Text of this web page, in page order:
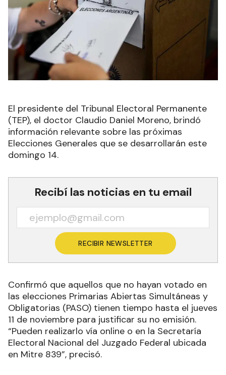
El presidente del Tribunal Electoral Permanente
(TEP), el doctor Claudio Daniel Moreno, brindó
información relevante sobre las próximas
Elecciones Generales que se desarrollarán este
domingo 14.
Recibí las noticias en tu email
RECIBIR NEWSLETTER
Confirmó que aquellos que no hayan votado en
las elecciones Primarias Abiertas Simultáneas y
Obligatorias (PASO) tienen tiempo hasta el jueves
11 de noviembre para justificar su no emisión.
“Pueden realizarlo vía online o en la Secretaría
Electoral Nacional del Juzgado Federal ubicada
en Mitre 839”, precisó.